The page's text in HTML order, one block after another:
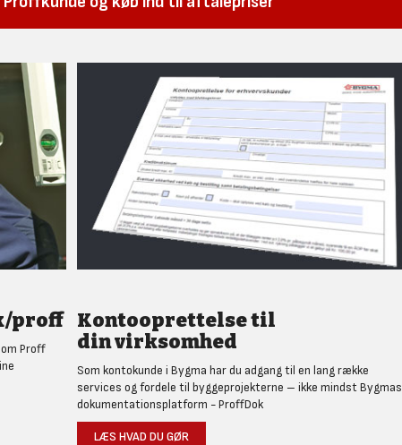
proff
Proff
Kontooprettelse til
din virksomhed
Som kontokunde i Bygma har du adgang til en lang række
services og fordele til byggeprojekterne – ikke mindst Bygmas
dokumentationsplatform - ProffDok
LÆS HVAD DU GØR